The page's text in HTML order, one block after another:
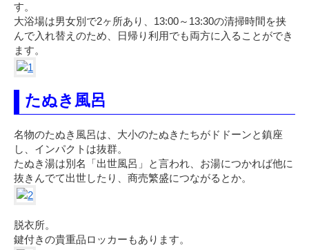
す。
大浴場は男女別で2ヶ所あり、13:00～13:30の清掃時間を挟
んで入れ替えのため、日帰り利用でも両方に入ることができ
ます。
たぬき風呂
名物のたぬき風呂は、大小のたぬきたちがドドーンと鎮座
し、インパクトは抜群。
たぬき湯は別名「出世風呂」と言われ、お湯につかれば他に
抜きんでて出世したり、商売繁盛につながるとか。
脱衣所。
鍵付きの貴重品ロッカーもあります。